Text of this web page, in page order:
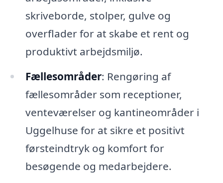
skriveborde, stolper, gulve og
overflader for at skabe et rent og
produktivt arbejdsmiljø.
Fællesområder: Rengøring af
fællesområder som receptioner,
venteværelser og kantineområder i
Uggelhuse for at sikre et positivt
førsteindtryk og komfort for
besøgende og medarbejdere.